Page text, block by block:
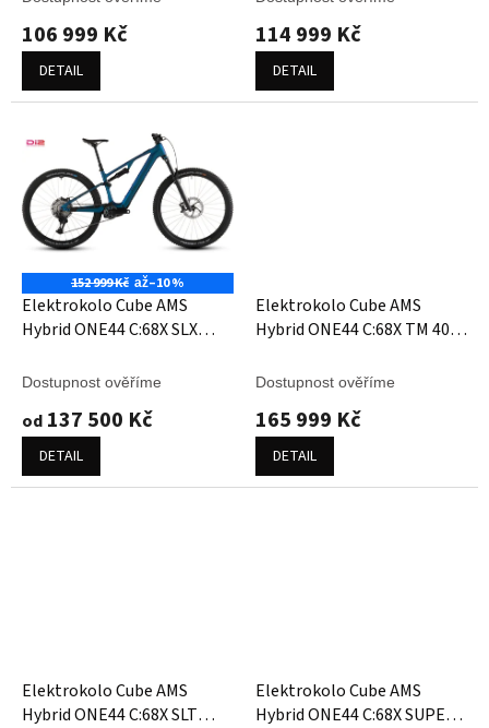
106 999 Kč
DETAIL
114 999 Kč
DETAIL
152 999 Kč až–10 %
Elektrokolo Cube AMS
Hybrid ONE44 C:68X SLX
Dostupnost ověříme
od 137 500 Kč
DETAIL
Elektrokolo Cube AMS
Hybrid ONE44 C:68X TM 400X
Dostupnost ověříme
165 999 Kč
DETAIL
Elektrokolo Cube AMS
Hybrid ONE44 C:68X SLT
Elektrokolo Cube AMS
Hybrid ONE44 C:68X SUPER